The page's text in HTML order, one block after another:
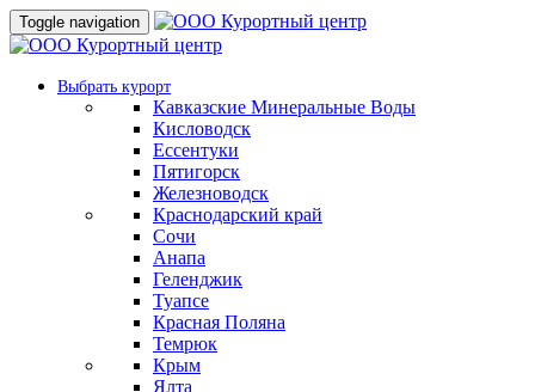
Toggle navigation
Выбрать курорт
Кавказские Минеральные Воды
Кисловодск
Ессентуки
Пятигорск
Железноводск
Краснодарский край
Сочи
Анапа
Геленджик
Туапсе
Красная Поляна
Темрюк
Крым
Ялта